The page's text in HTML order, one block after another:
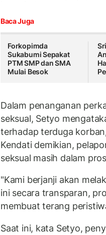
Baca Juga
Forkopimda
Sukabumi Sepakat
PTM SMP dan SMA
Mulai Besok
Dalam penanganan
seksual, Setyo
terhadap terduga
Kendati demikian,
seksual masih dalam
"Kami berjanji akan
ini secara transparan,
membuat terang
Saat ini, kata Setyo,